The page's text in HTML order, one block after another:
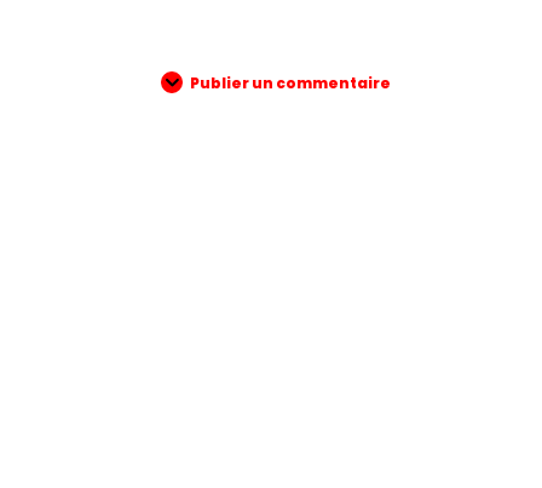
Publier un commentaire